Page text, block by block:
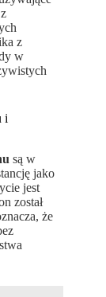
z
w
i
są w
jako
jest
został
że